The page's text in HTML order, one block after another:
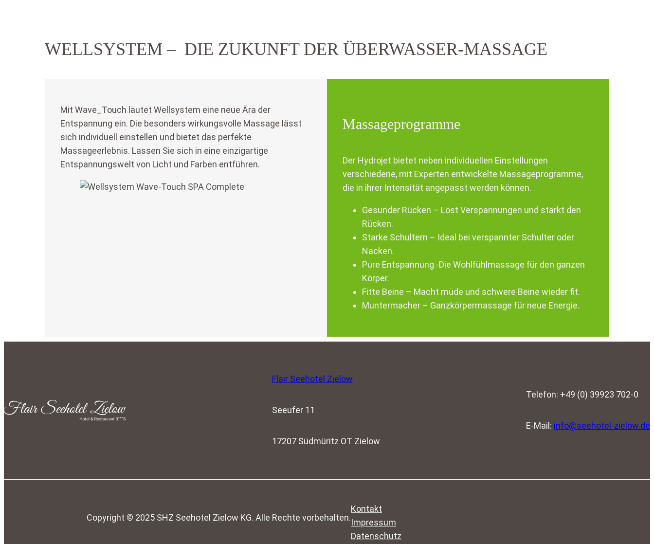
WELLSYSTEM – DIE ZUKUNFT DER ÜBERWASSER-MASSAGE
Mit Wave_Touch läutet Wellsystem eine neue Ära der
Entspannung ein. Die besonders wirkungsvolle Massage lässt
sich individuell einstellen und bietet das perfekte
Massageerlebnis. Lassen Sie sich in eine einzigartige
Entspannungswelt von Licht und Farben entführen.
Massageprogramme
Der Hydrojet bietet neben individuellen Einstellungen
verschiedene, mit Experten entwickelte Massageprogramme,
die in ihrer Intensität angepasst werden können.
Gesunder Rücken – Löst Verspannungen und stärkt den
Rücken.
Starke Schultern – Ideal bei verspannter Schulter oder
Nacken.
Pure Entspannung -Die Wohlfühlmassage für den ganzen
Körper.
Fitte Beine – Macht müde und schwere Beine wieder fit.
Muntermacher – Ganzkörpermassage für neue Energie.
Flair Seehotel Zielow
Seeufer 11
17207 Südmüritz OT Zielow
Telefon: +49 (0) 39923 702-0
E-Mail: info@seehotel-zielow.de
Copyright © 2025 SHZ Seehotel Zielow KG. Alle Rechte vorbehalten.
Kontakt
Impressum
Datenschutz